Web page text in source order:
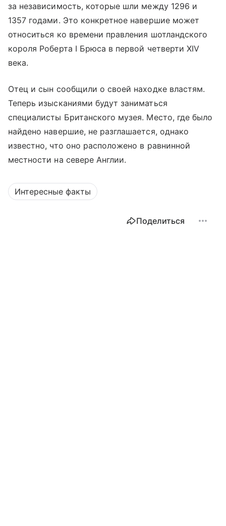
за независимость, которые шли между 1296 и
1357 годами. Это конкретное навершие может
относиться ко времени правления шотландского
короля Роберта I Брюса в первой четверти XIV
века.
Отец и сын сообщили о своей находке властям.
Теперь изысканиями будут заниматься
специалисты Британского музея. Место, где было
найдено навершие, не разглашается, однако
известно, что оно расположено в равнинной
местности на севере Англии.
Интересные факты
Поделиться